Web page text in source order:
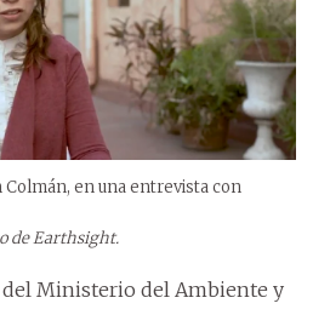
en una entrevista con
de Earthsight.
Ministerio del Ambiente y